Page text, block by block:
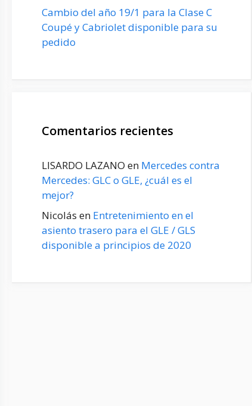
Cambio del año 19/1 para la Clase C
Coupé y Cabriolet disponible para su
pedido
Comentarios recientes
LISARDO LAZANO en Mercedes contra
Mercedes: GLC o GLE, ¿cuál es el
mejor?
Nicolás en Entretenimiento en el
asiento trasero para el GLE / GLS
disponible a principios de 2020